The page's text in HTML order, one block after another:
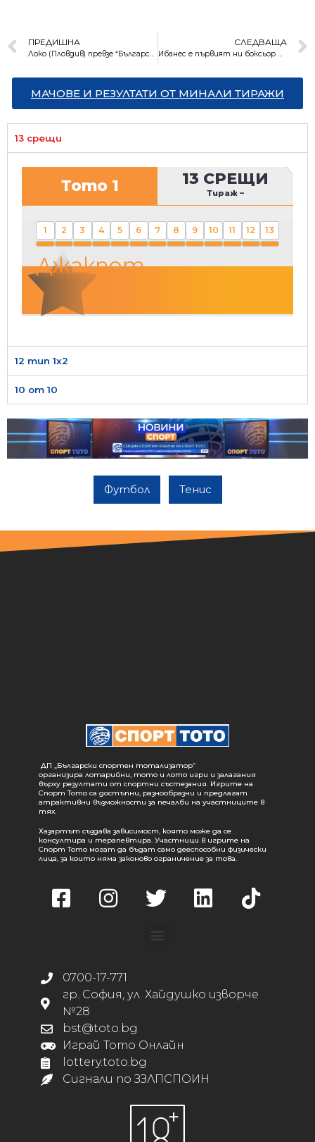
ПРЕДИШНА
Локо (Пловдив) превзе “Българска армия” (резултати)
СЛЕДВАЩА
Ибанес е първият ни боксьор на 1/4-финал на Световното първенство
МАЧОВЕ И РЕЗУЛТАТИ ОТ МИНАЛИ ТИРАЖИ
13 срещи
Тото 1 13 СРЕЩИ
Тираж –
1 2 3 4 5 6 7 8 9 10 11 12 13
Джакпот
12 тип 1х2
10 от 10
Футбол Тенис
ДП „Български спортен тотализатор“
организира лотарийни, тото и лото игри и залагания
върху резултати от спортни състезания. Игрите на
Спорт Тото са достъпни, разнообразни и предлагат
атрактивни възможности за печалби на участниците в
тях.
Хазартът създава зависимост, която може да се
консултира и терапевтира. Участници в игрите на
Спорт Тото могат да бъдат само дееспособни физически
лица, за които няма законово ограничение за това.
0700-17-771
гр. София, ул. Хайдушко изворче
№28
bst@toto.bg
Играй Тото Онлайн
lottery.toto.bg
Сигнали по ЗЗЛПСПОИН